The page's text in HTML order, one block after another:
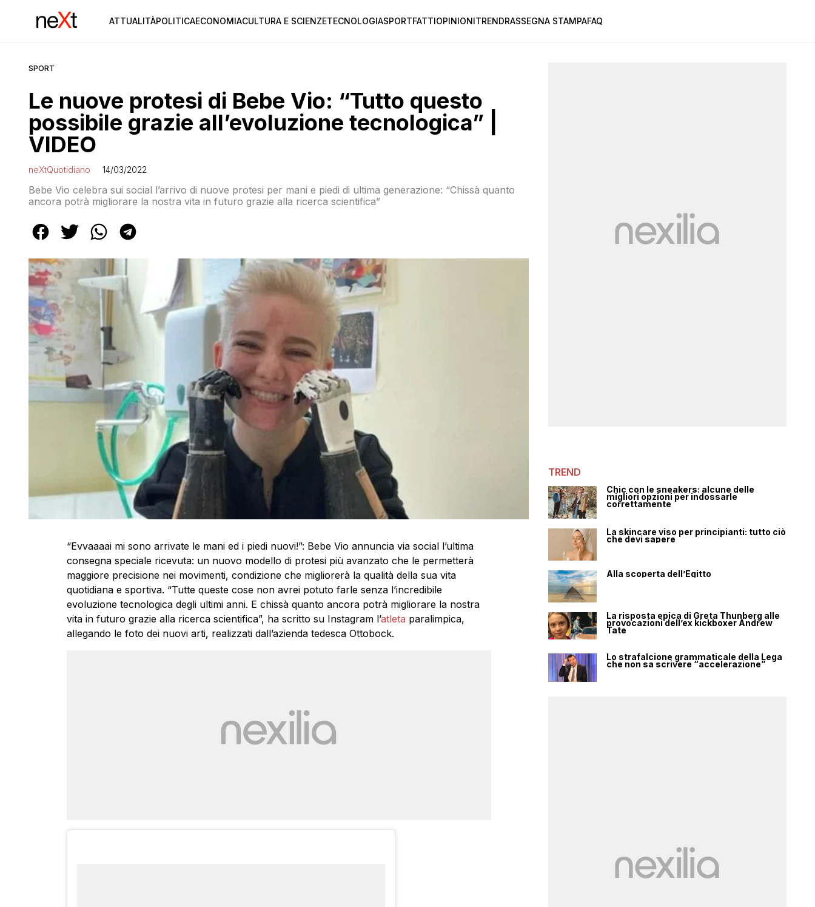
ATTUALITÀPOLITICAECONOMIACULTURA E SCIENZETECNOLOGIASPORTFATTIOPINIONITRENDRASSEGNA STAMPAFAQ
SPORT
Le nuove protesi di Bebe Vio: “Tutto questo
possibile grazie all’evoluzione tecnologica” |
VIDEO
neXtQuotidiano 14/03/2022
Bebe Vio celebra sui social l’arrivo di nuove protesi per mani e piedi di ultima generazione: “Chissà quanto
ancora potrà migliorare la nostra vita in futuro grazie alla ricerca scientifica”
“Evvaaaai mi sono arrivate le mani ed i piedi nuovi!”: Bebe Vio annuncia via social l’ultima
consegna speciale ricevuta: un nuovo modello di protesi più avanzato che le permetterà
maggiore precisione nei movimenti, condizione che migliorerà la qualità della sua vita
quotidiana e sportiva. “Tutte queste cose non avrei potuto farle senza l’incredibile
evoluzione tecnologica degli ultimi anni. E chissà quanto ancora potrà migliorare la nostra
vita in futuro grazie alla ricerca scientifica”, ha scritto su Instagram l’atleta paralimpica,
allegando le foto dei nuovi arti, realizzati dall’azienda tedesca Ottobock.
TREND
Chic con le sneakers: alcune delle
migliori opzioni per indossarle
correttamente
La skincare viso per principianti: tutto ciò
che devi sapere
Alla scoperta dell’Egitto
La risposta epica di Greta Thunberg alle
provocazioni dell’ex kickboxer Andrew
Tate
Lo strafalcione grammaticale della Lega
che non sa scrivere “accelerazione”